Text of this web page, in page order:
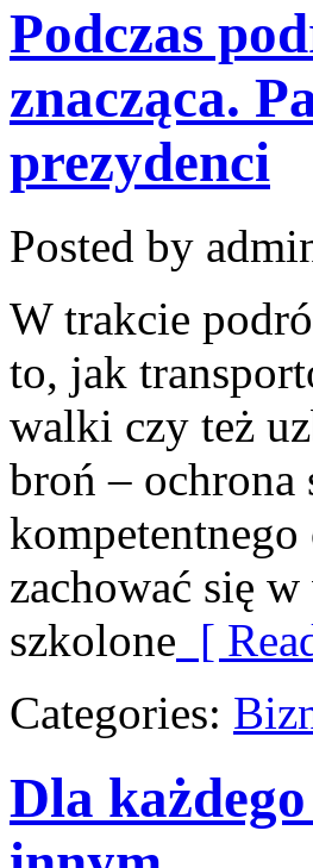
Podczas
znacząca.
prezydenci
Posted by
W trakcie
to, jak
walki czy też
broń – ochrona
zachować się
szkolone [
Categories:
Dla